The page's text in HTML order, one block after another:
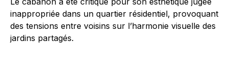
inappropriée dans un quartier résidentiel, provoquant
des tensions entre voisins sur l’harmonie visuelle des
jardins partagés.